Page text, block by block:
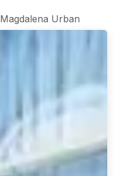
Magdalena Urban